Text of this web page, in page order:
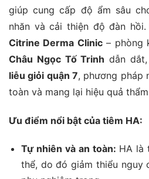
giúp cung cấp độ ẩm sâu
nhăn và cải thiện độ đàn
Citrine Derma Clinic– phòng
Châu Ngọc Tố Trinh dẫn
liễu giỏi quận 7, phương pháp
toàn và mang lại hiệu quả
Ưu điểm nổi bật của tiêm HA:
Tự nhiên và an toàn: HA là
thể, do đó giảm thiểu nguy